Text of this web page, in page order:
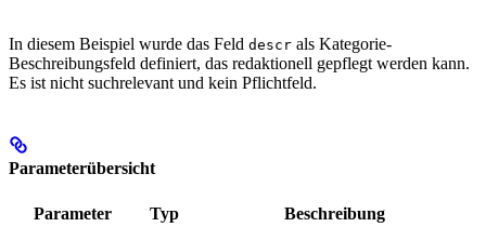
In diesem Beispiel wurde das Feld descr als Kategorie-
Beschreibungsfeld definiert, das redaktionell gepflegt werden kann.
Es ist nicht suchrelevant und kein Pflichtfeld.
Parameterübersicht
Parameter Typ Beschreibung